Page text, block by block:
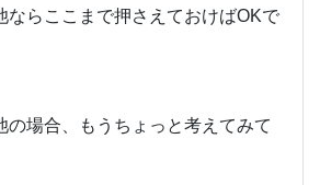
らここまで押さえておけばOKで
場合、もうちょっと考えてみて